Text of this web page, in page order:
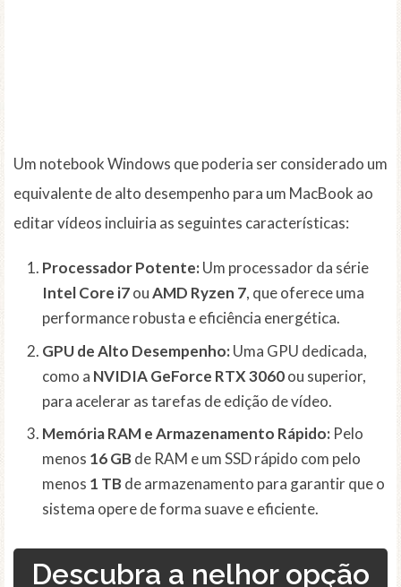
Um notebook Windows que poderia ser considerado um
equivalente de alto desempenho para um MacBook ao
editar vídeos incluiria as seguintes características:
Processador Potente:Um processador da série
Intel Core i7ouAMD Ryzen 7, que oferece uma
performance robusta e eficiência energética.
GPU de Alto Desempenho:Uma GPU dedicada,
como a NVIDIA GeForce RTX 3060ou superior,
para acelerar as tarefas de edição de vídeo.
Memória RAM e Armazenamento Rápido: Pelo
menos 16 GB de RAM e um SSD rápido com pelo
menos 1 TB de armazenamento para garantir que o
sistema opere de forma suave e eficiente.
Descubra a nelhor opção